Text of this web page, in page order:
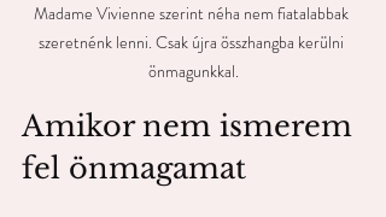
Madame Vivienne szerint néha nem fiatalabbak
szeretnénk lenni. Csak újra összhangba kerülni
önmagunkkal.
Amikor nem ismerem
fel önmagamat